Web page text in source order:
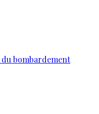
du bombardement